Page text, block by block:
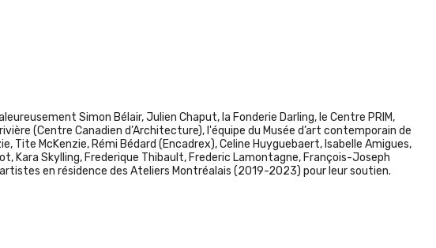
Simon Bélair, Julien Chaput, la Fonderie Darling, le Centre PRIM,
(Centre Canadien d’Architecture), l'équipe du Musée d’art contemporain de
Tite McKenzie, Rémi Bédard (Encadrex), Celine Huyguebaert, Isabelle Amigues,
Kara Skylling, Frederique Thibault, Frederic Lamontagne, François-Joseph
en résidence des Ateliers Montréalais (2019-2023) pour leur soutien.